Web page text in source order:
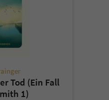
Tod (Ein Fall
1)